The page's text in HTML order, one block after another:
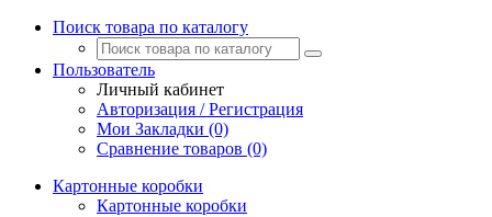
Поиск товара по каталогу
Пользователь
Личный кабинет
Авторизация / Регистрация
Мои Закладки (0)
Сравнение товаров (0)
Картонные коробки
Картонные коробки